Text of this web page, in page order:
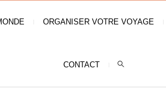
ORGANISER VOTRE VOYAGE
CONTACT